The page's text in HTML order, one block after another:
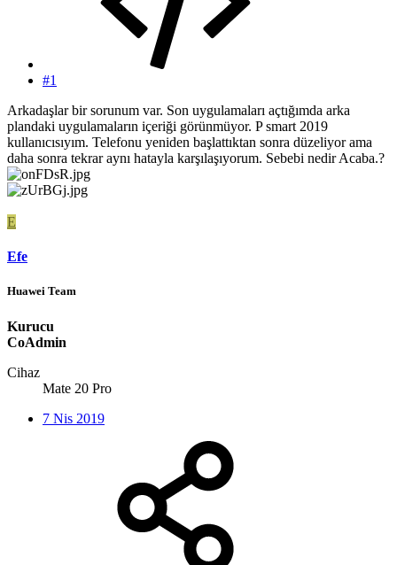
#1
Arkadaşlar bir sorunum var. Son uygulamaları açtığımda arka
plandaki uygulamaların içeriği görünmüyor. P smart 2019
kullanıcısıyım. Telefonu yeniden başlattıktan sonra düzeliyor ama
daha sonra tekrar aynı hatayla karşılaşıyorum. Sebebi nedir Acaba.?
E
Efe
Huawei Team
Kurucu
CoAdmin
Cihaz
Mate 20 Pro
7 Nis 2019